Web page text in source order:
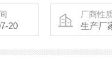
20
厂商性
生产厂